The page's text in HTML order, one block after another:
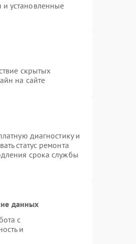
установленные
скрытых
на сайте
диагностику и
статус ремонта
срока службы
данных
с
и